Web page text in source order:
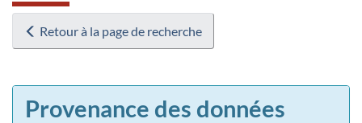
Retour à la page de recherche
Provenance des données